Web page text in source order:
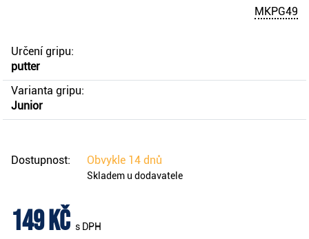
MKPG49
Určení gripu:
putter
Varianta gripu:
Junior
Dostupnost: Obvykle 14 dnů
Skladem u dodavatele
149 Kč s DPH